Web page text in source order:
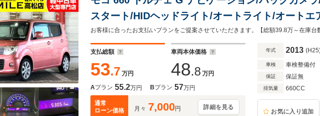
スタート/HIDヘッドライト/オートライト/オートエ
ンプ/アイドリングストップ/電動格納ミラー/フロ
支払総額
53.7 万円
車両本体価格
48.8 万円
Aプラン 55.2万円 Bプラン 57万円
通常
ローン価格
月々 7,000円 詳細を見る
年式 2013
車検 車検整備付
保証 保証無
排気量 660CC
お気に入り追加